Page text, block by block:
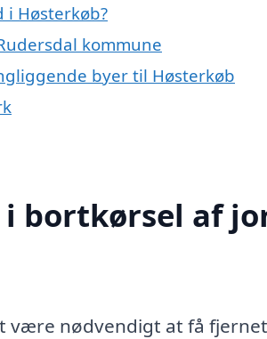
i Høsterkøb?
kommune
byer til Høsterkøb
bortkørsel af
være nødvendigt at få fjernet